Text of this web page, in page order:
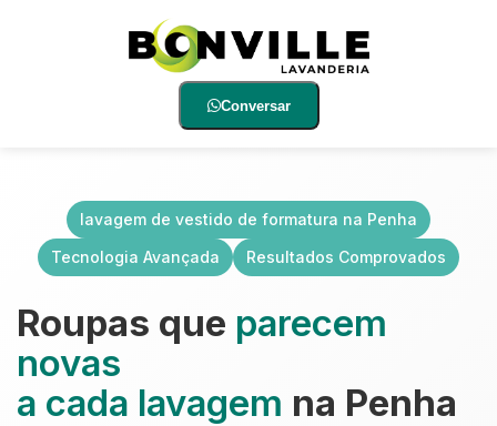
Conversar
lavagem de vestido de formatura na Penha
Tecnologia Avançada
Resultados Comprovados
Roupas que parecem
novas
a cada lavagem na Penha